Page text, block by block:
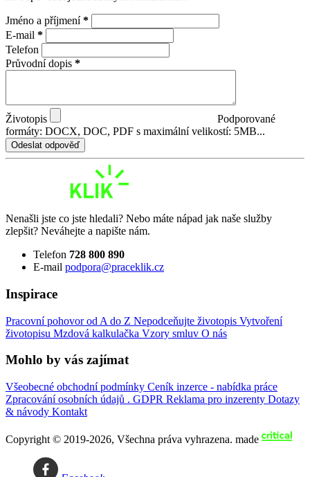
Jméno a příjmení *
E-mail *
Telefon
Průvodní dopis *
Životopis
Podporované
formáty: DOCX, DOC, PDF s maximální velikostí: 5MB...
Odeslat odpověď
Nenašli jste co jste hledali? Nebo máte nápad jak naše služby
zlepšit? Neváhejte a napište nám.
Telefon 728 800 890
E-mail podpora@praceklik.cz
Inspirace
Pracovní pohovor od A do Z Nepodceňujte životopis Vytvoření
životopisu Mzdová kalkulačka Vzory smluv O nás
Mohlo by vás zajímat
Všeobecné obchodní podmínky Ceník inzerce - nabídka práce
Zpracování osobních údajů . GDPR Reklama pro inzerenty Dotazy
& návody Kontakt
Copyright © 2019-2026, Všechna práva vyhrazena. made